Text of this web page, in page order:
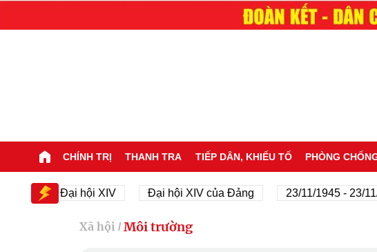
CHÍNH TRỊ THANH TRA TIẾP DÂN, KHIẾU TỐ PHÒNG
Đại hội XIV Đại hội XIV của Đảng 23/11/1945 - 23/11/2025
Xã hội / Môi trường